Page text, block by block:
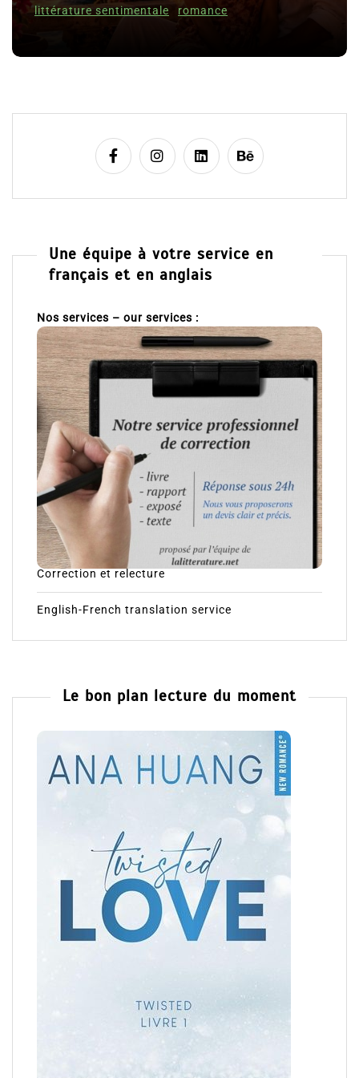
c
e
littérature sentimentale romance
Une équipe à votre service en
français et en anglais
Nos services – our services :
Correction et relecture
English-French translation service
Le bon plan lecture du moment